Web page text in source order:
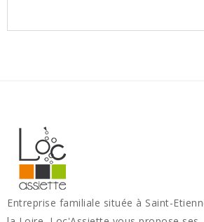
Entreprise familiale située à Saint-